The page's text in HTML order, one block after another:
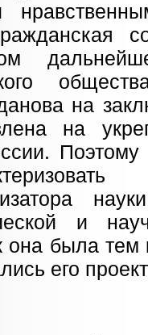
на
на
Поэтому
и
она была
его